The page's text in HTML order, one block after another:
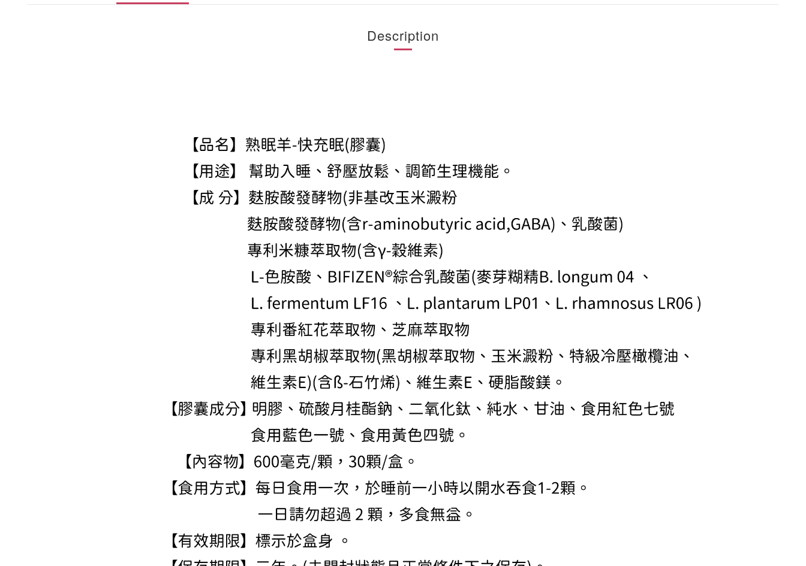
Description